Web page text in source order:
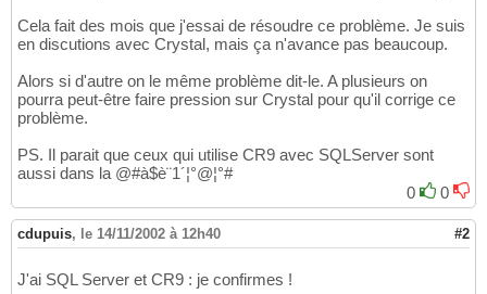
Cela fait des mois que j'essai de résoudre ce problème. Je suis
en discutions avec Crystal, mais ça n'avance pas beaucoup.
Alors si d'autre on le même problème dit-le. A plusieurs on
pourra peut-être faire pression sur Crystal pour qu'il corrige ce
problème.
PS. Il parait que ceux qui utilise CR9 avec SQLServer sont
aussi dans la @#à$è¨1´¦°@¦°#
0
0
cdupuis, le 14/11/2002 à 12h40 #2
J'ai SQL Server et CR9 : je confirmes !